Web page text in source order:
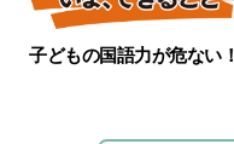
子どもの国語力が危ない！